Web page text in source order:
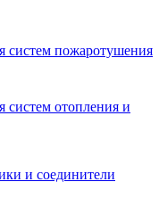
систем пожаротушения
отопления и
и соединители